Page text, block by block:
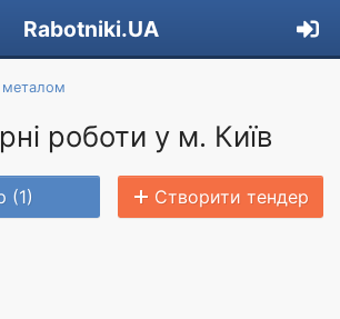
Rabotniki.UA
металом
роботи у м. Київ
(1) Створити тендер